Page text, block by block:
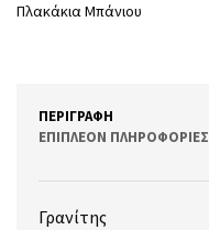
Πλακάκια Μπάνιου
ΠΕΡΙΓΡΑΦΉ
ΕΠΙΠΛΈΟΝ ΠΛΗΡΟΦΟΡΊΕΣ
Γρανίτης